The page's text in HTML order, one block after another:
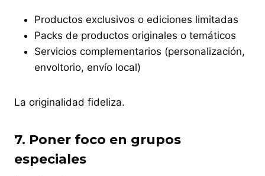
Productos exclusivos o ediciones limitadas
Packs de productos originales o temáticos
Servicios complementarios (personalización,
envoltorio, envío local)
La originalidad fideliza.
7. Poner foco en grupos
especiales